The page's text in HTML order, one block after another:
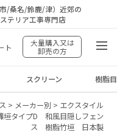
/桑名/鈴鹿/津）近郊の
テリア工事専門店
ト
大量購入又は
卸売の方
スクリーン 樹脂
> メーカー別 > エクスタイル
タイプD 和風目隠しフェン
ス 樹脂竹垣 日本製